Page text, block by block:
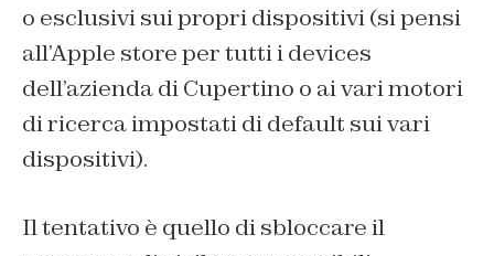
o esclusivi sui propri dispositivi (si pensi
all’Apple store per tutti i devices
dell’azienda di Cupertino o ai vari motori
di ricerca impostati di default sui vari
dispositivi).
Il tentativo è quello di sbloccare il